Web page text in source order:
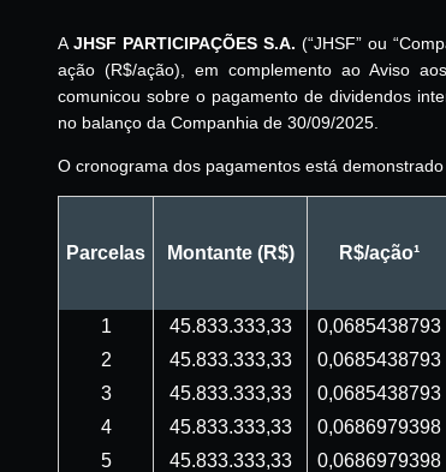
A JHSF PARTICIPAÇÕES S.A. (“JHSF” ou “
ação (R$/ação), em complemento ao Aviso
comunicou sobre o pagamento de dividendos
no balanço da Companhia de 30/09/2025.
O cronograma dos pagamentos está
Parcelas Montante (R$) R$/ação¹
1 45.833.333,33 0,0685438793
2
45.833.333,33 0,0685438793
3
45.833.333,33 0,0685438793
4
45.833.333,33 0,0686979398
5
45.833.333,33 0,0686979398